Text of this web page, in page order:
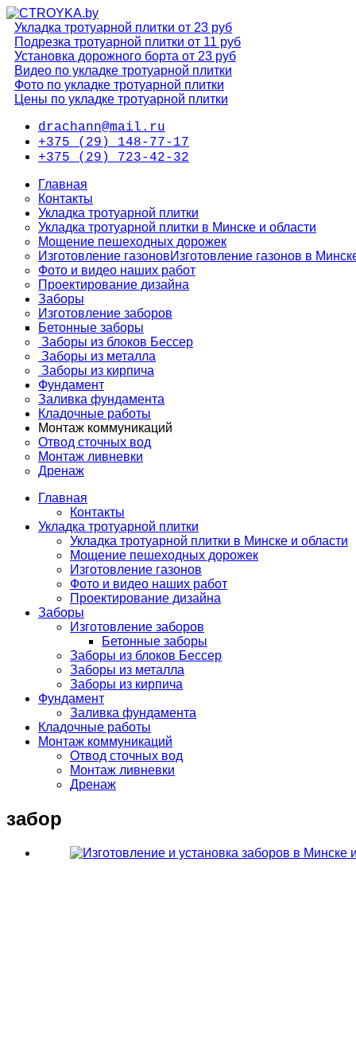
Укладка тротуарной плитки от 23 руб
Подрезка тротуарной плитки от 11 руб
Установка дорожного борта от 23 руб
Видео по укладке тротуарной плитки
Фото по укладке тротуарной плитки
Цены по укладке тротуарной плитки
drachann@mail.ru
+375 (29) 148-77-17
+375 (29) 723-42-32
Главная
Контакты
Укладка тротуарной плитки
Укладка тротуарной плитки в Минске и области
Мощение пешеходных дорожек
Изготовление газоновИзготовление газонов в
Фото и видео наших работ
Проектирование дизайна
Заборы
Изготовление заборов
Бетонные заборы
Заборы из блоков Бессер
Заборы из металла
Заборы из кирпича
Фундамент
Заливка фундамента
Кладочные работы
Монтаж коммуникаций
Отвод сточных вод
Монтаж ливневки
Дренаж
Главная
Контакты
Укладка тротуарной плитки
Укладка тротуарной плитки в Минске и области
Мощение пешеходных дорожек
Изготовление газонов
Фото и видео наших работ
Проектирование дизайна
Заборы
Изготовление заборов
Бетонные заборы
Заборы из блоков Бессер
Заборы из металла
Заборы из кирпича
Фундамент
Заливка фундамента
Кладочные работы
Монтаж коммуникаций
Отвод сточных вод
Монтаж ливневки
Дренаж
забор